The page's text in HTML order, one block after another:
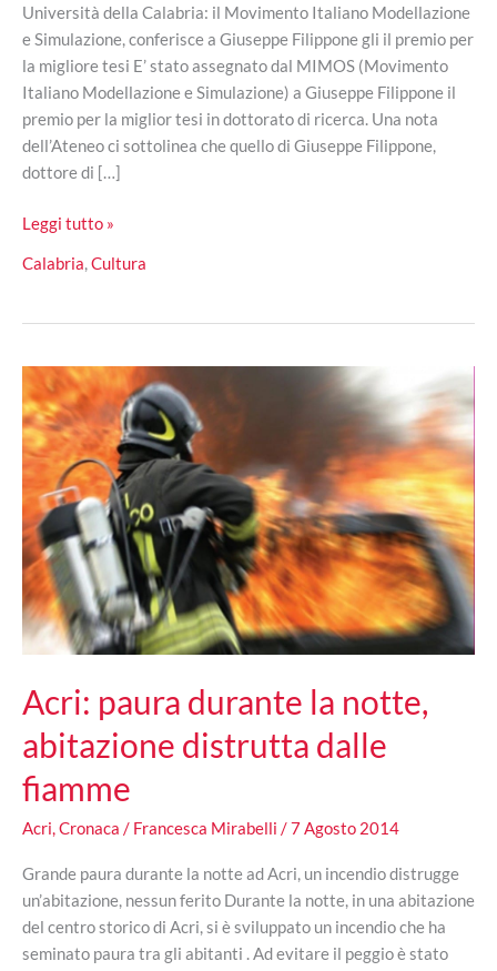
Università della Calabria: il Movimento Italiano Modellazione
e Simulazione, conferisce a Giuseppe Filippone gli il premio per
la migliore tesi E’ stato assegnato dal MIMOS (Movimento
Italiano Modellazione e Simulazione) a Giuseppe Filippone il
premio per la miglior tesi in dottorato di ricerca. Una nota
dell’Ateneo ci sottolinea che quello di Giuseppe Filippone,
dottore di […]
Università
Calabria:
Filippone,
migliore
tesi
di
dottorato
di
ricerca
Leggi tutto »
Calabria,Cultura
Acri: paura durante la notte,
abitazione distrutta dalle
fiamme
Acri Cronaca / Francesca Mirabelli /7 Agosto 2014
Grande paura durante la notte ad Acri, un incendio distrugge
un’abitazione, nessun ferito Durante la notte, in una abitazione
del centro storico di Acri, si è sviluppato un incendio che ha
seminato paura tra gli abitanti . Ad evitare il peggio è stato